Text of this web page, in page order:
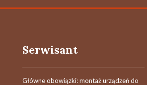
Serwisant
Główne obowiązki: montaż urządzeń do